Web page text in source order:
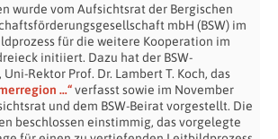
wurde vom Aufsichtsrat der Bergischen
mbH (BSW) im
für die weitere Kooperation im
initiiert. Dazu hat der BSW-
Rektor Prof. Dr. Lambert T. Koch, das
…“verfasst sowie im November
und dem BSW-Beirat vorgestellt. Die
beschlossen einstimmig, das vorgelegte